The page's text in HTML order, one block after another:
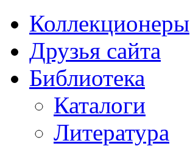
Коллекционеры
Друзья сайта
Библиотека
Каталоги
Литература